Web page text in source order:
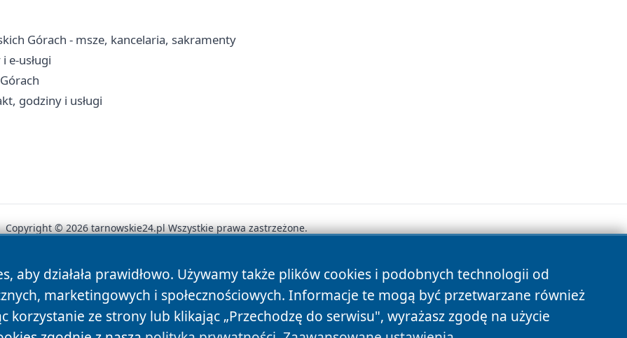
Górach - msze, kancelaria, sakramenty
e-usługi
godziny i usługi
aby działała prawidłowo. Używamy także plików cookies i podobnych technologii od
marketingowych i społecznościowych. Informacje te mogą być przetwarzane również
korzystanie ze strony lub klikając „Przechodzę do serwisu", wyrażasz zgodę na użycie
Copyright © 2026 tarnowskie24.pl Wszystkie prawa zastrzeżone.
Autorzy Polityka Prywatności Polityka Cookies